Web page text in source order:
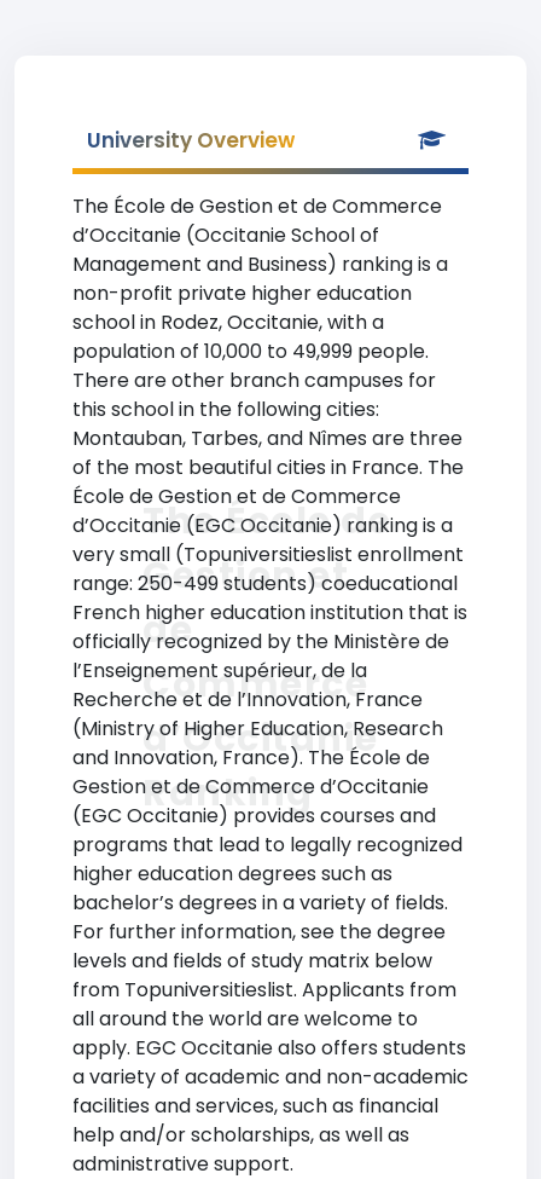
University Overview
The École de Gestion et de Commerce
d’Occitanie (Occitanie School of
Management and Business) ranking is a
non-profit private higher education
school in Rodez, Occitanie, with a
population of 10,000 to 49,999 people.
There are other branch campuses for
this school in the following cities:
Montauban, Tarbes, and Nîmes are three
of the most beautiful cities in France. The
École de Gestion et de Commerce
d’Occitanie (EGC Occitanie) ranking is a
very small (Topuniversitieslist enrollment
range: 250-499 students) coeducational
French higher education institution that is
officially recognized by the Ministère de
l’Enseignement supérieur, de la
Recherche et de l’Innovation, France
(Ministry of Higher Education, Research
and Innovation, France). The École de
Gestion et de Commerce d’Occitanie
(EGC Occitanie) provides courses and
programs that lead to legally recognized
higher education degrees such as
bachelor’s degrees in a variety of fields.
For further information, see the degree
levels and fields of study matrix below
from Topuniversitieslist. Applicants from
all around the world are welcome to
apply. EGC Occitanie also offers students
a variety of academic and non-academic
facilities and services, such as financial
help and/or scholarships, as well as
administrative support.
The École de
Gestion et
de
Commerce
d’Occitanie
Ranking